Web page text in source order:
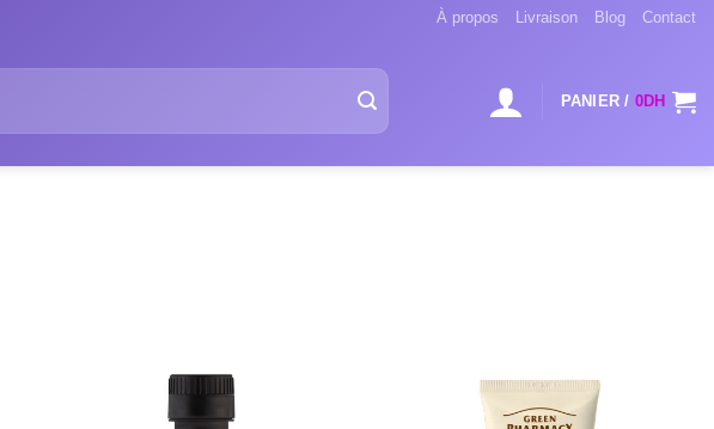
À propos Livraison Blog Contact
PANIER / 0DH